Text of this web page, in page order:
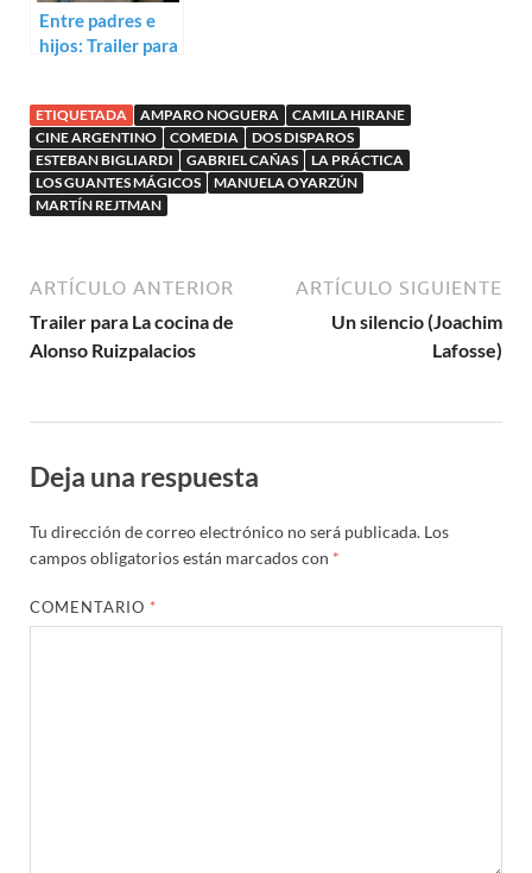
Entre padres e
hijos: Trailer para
ETIQUETADA AMPARO NOGUERA
CAMILA HIRANE
CINE ARGENTINO
COMEDIA
DOS DISPAROS
ESTEBAN BIGLIARDI
GABRIEL CAÑAS
LA PRÁCTICA
LOS GUANTES MÁGICOS
MANUELA OYARZÚN
MARTÍN REJTMAN
ARTÍCULO ANTERIOR
Trailer para La cocina de
Alonso Ruizpalacios
ARTÍCULO SIGUIENTE
Un silencio (Joachim
Lafosse)
Deja una respuesta
Tu dirección de correo electrónico no será publicada. Los
campos obligatorios están marcados con *
COMENTARIO *